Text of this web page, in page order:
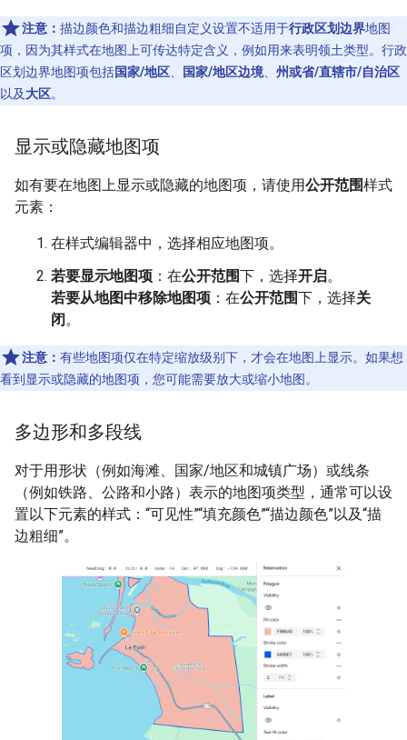
注意： 描边颜色和描边粗细自定义设置不适用于行政区划边界地图
项，因为其样式在地图上可传达特定含义，例如用来表明领土类型。行政
区划边界地图项包括国家/地区 国家/地区边境
州或省/直辖市/自治区
以及大区。
显示或隐藏地图项
如有要在地图上显示或隐藏的地图项，请使用公开范围样式
元素：
在样式编辑器中，选择相应地图项。
若要显示地图项 ：在公开范围下，选择开启。
若要从地图中移除地图项 ：在公开范围下，选择关
闭。
注意： 有些地图项仅在特定缩放级别下，才会在地图上显示。如果想
看到显示或隐藏的地图项，您可能需要放大或缩小地图。
多边形和多段线
对于用形状（例如海滩、国家/地区和城镇广场）或线条
（例如铁路、公路和小路）表示的地图项类型，通常可以设
置以下元素的样式：“可见性”“填充颜色”“描边颜色”以及“描
边粗细”。